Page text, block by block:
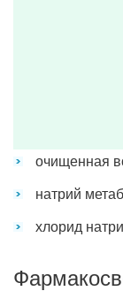
очищенная
натрий
хлорид